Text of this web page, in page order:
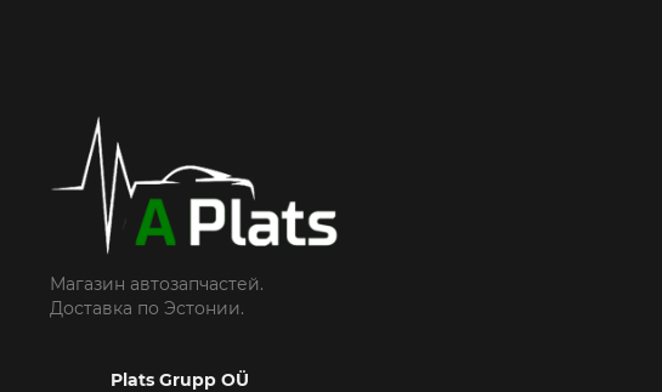
Магазин автозапчастей.
Доставка по Эстонии.
Plats Grupp OÜ